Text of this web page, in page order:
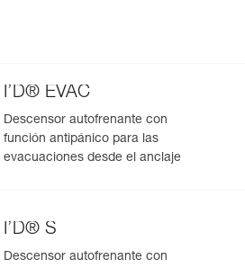
I’D® EVAC
Descensor autofrenante con
función antipánico para las
evacuaciones desde el anclaje
I’D® S
Descensor autofrenante con